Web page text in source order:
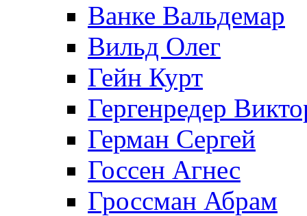
Ванке Вальдемар
Вильд Олег
Гейн Курт
Гергенредер
Герман Сергей
Госсен Агнес
Гроссман Абрам